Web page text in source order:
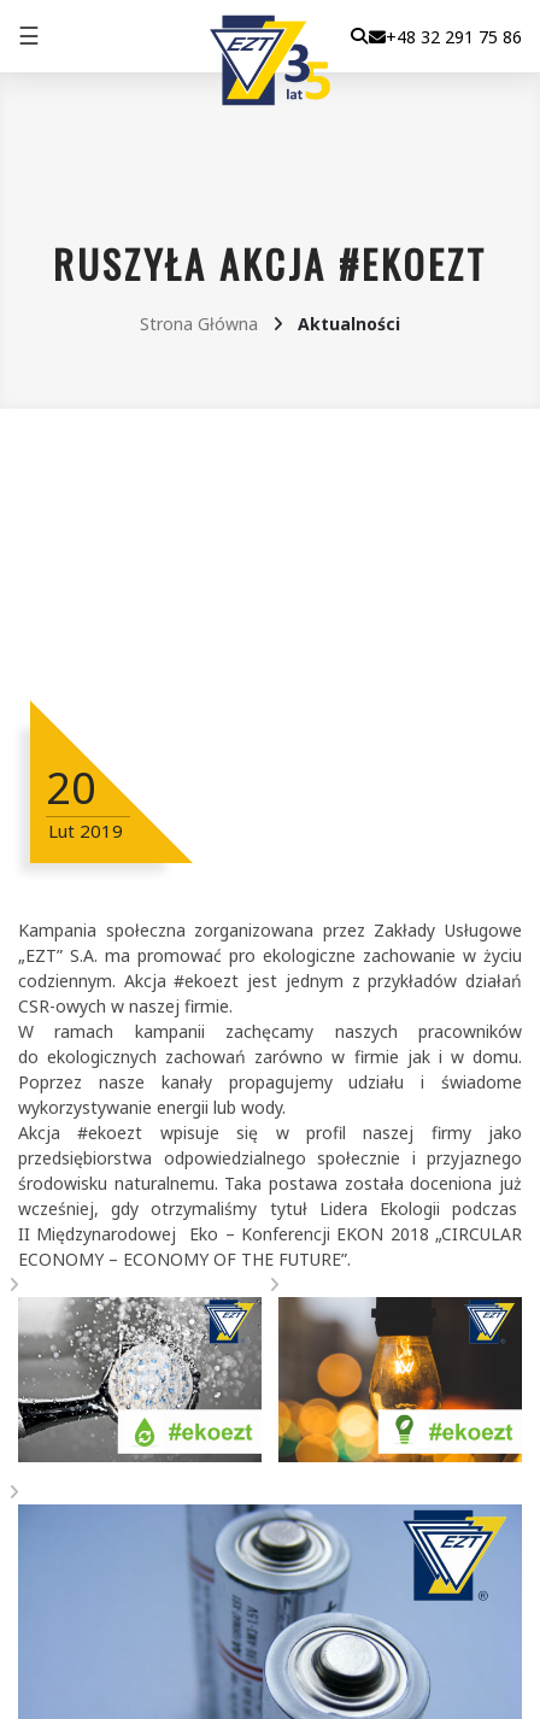
☰ +48 32 291 75 86
RUSZYŁA AKCJA #EKOEZT
Strona Główna Aktualności
20
Lut 2019
Kampania społeczna zorganizowana przez Zakłady Usługowe
„EZT” S.A. ma promować pro ekologiczne zachowanie w życiu
codziennym. Akcja #ekoezt jest jednym z przykładów działań
CSR-owych w naszej firmie.
W ramach kampanii zachęcamy naszych pracowników
do ekologicznych zachowań zarówno w firmie jak i w domu.
Poprzez nasze kanały propagujemy udziału i świadome
wykorzystywanie energii lub wody.
Akcja #ekoezt wpisuje się w profil naszej firmy jako
przedsiębiorstwa odpowiedzialnego społecznie i przyjaznego
środowisku naturalnemu. Taka postawa została doceniona już
wcześniej, gdy otrzymaliśmy tytuł Lidera Ekologii podczas
II Międzynarodowej Eko – Konferencji EKON 2018 „CIRCULAR
ECONOMY – ECONOMY OF THE FUTURE”.